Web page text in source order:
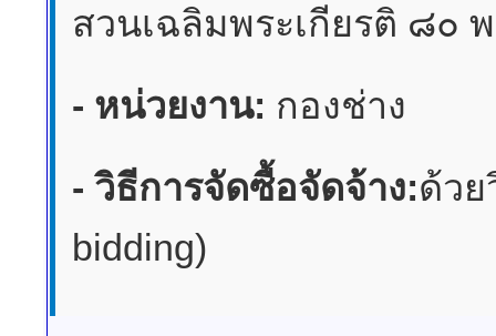
สวนเฉลิมพระเกียรติ ๘๐
- หน่วยงาน: กองช่าง
- วิธีการจัดซื้อจัดจ้าง:ด้วย
bidding)